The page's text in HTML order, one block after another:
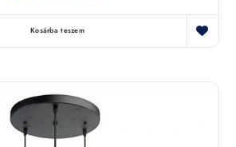
Kosárba teszem